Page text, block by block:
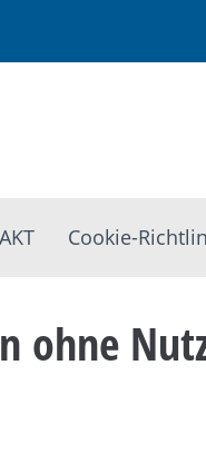
Cookie-
ohne